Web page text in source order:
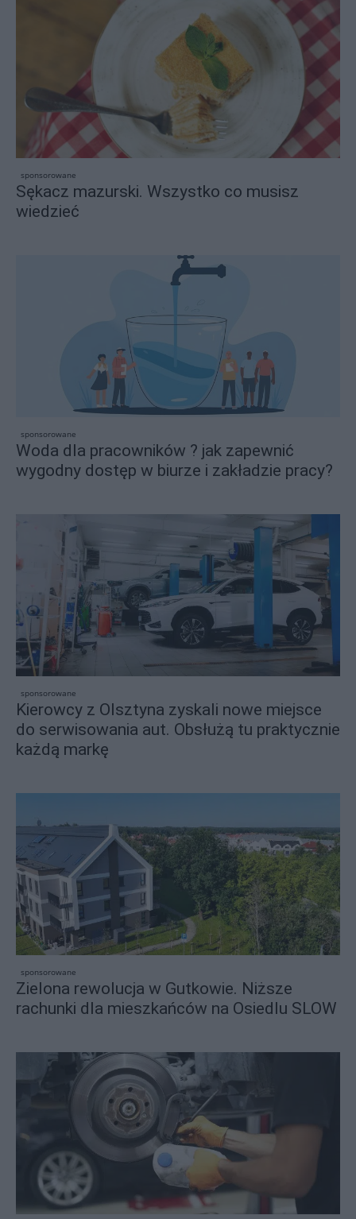
sponsorowane
Sękacz mazurski. Wszystko co musisz
wiedzieć
sponsorowane
Woda dla pracowników ? jak zapewnić
wygodny dostęp w biurze i zakładzie pracy?
sponsorowane
Kierowcy z Olsztyna zyskali nowe miejsce
do serwisowania aut. Obsłużą tu praktycznie
każdą markę
sponsorowane
Zielona rewolucja w Gutkowie. Niższe
rachunki dla mieszkańców na Osiedlu SLOW